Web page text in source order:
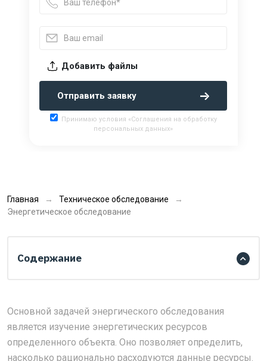
Добавить файлы
Отправить заявку
Принимаю условия «Соглашения на обработку
персональных данных»
Главная
Техническое обследование
Энергетическое обследование
Содержание
Основной задачей энергического обследования
является изучение энергетических ресурсов
определенного объекта. Оно позволяет определить,
насколько рационально расходуются данные ресурсы.